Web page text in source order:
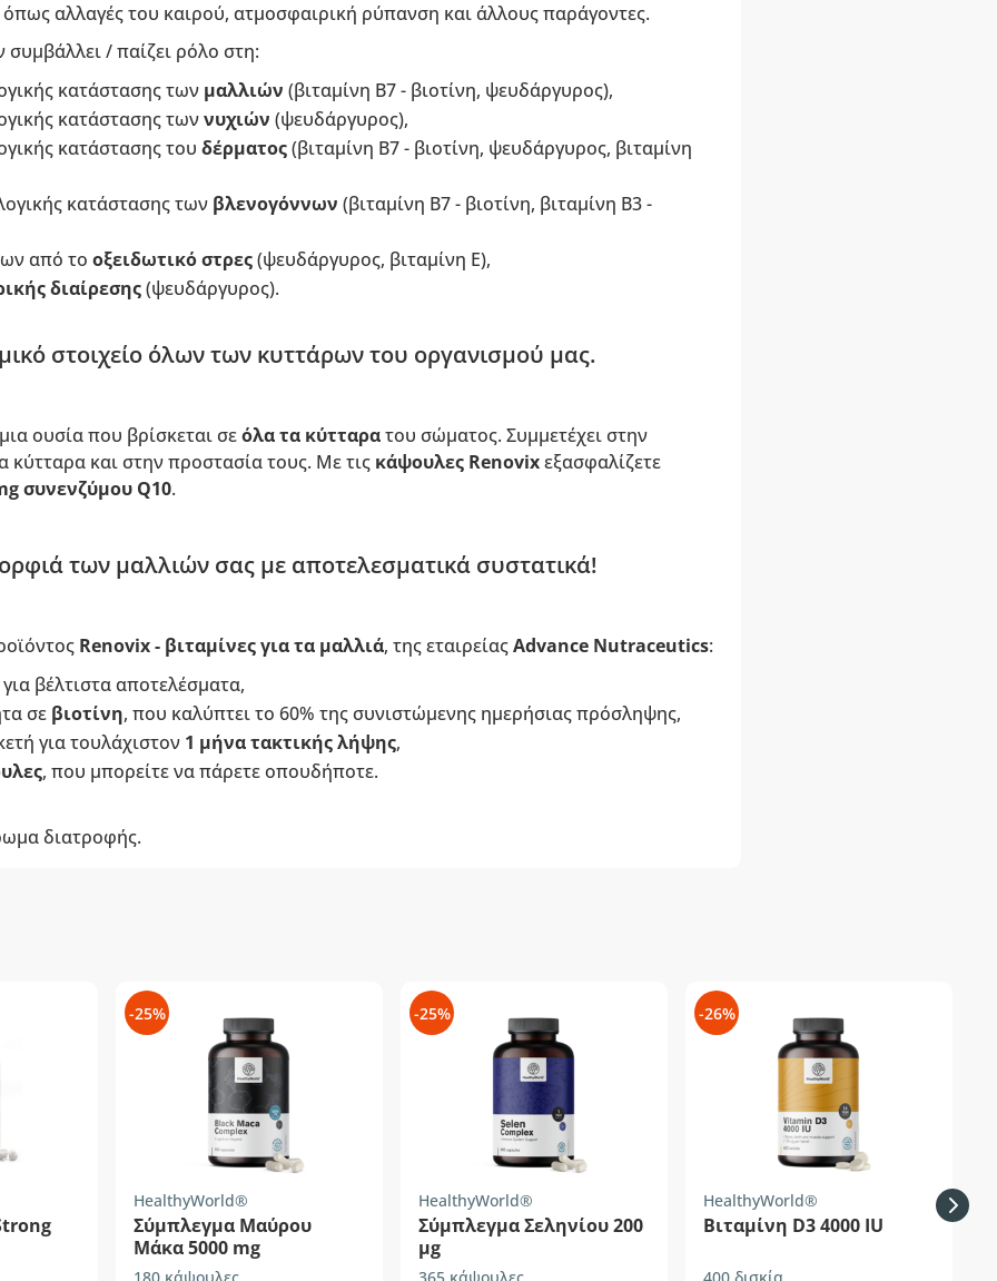
όπως αλλαγές του καιρού, ατμοσφαιρική ρύπανση και άλλους παράγοντες.
/ παίζει ρόλο στη:
κατάστασης των μαλλιών (βιταμίνη B7 - βιοτίνη, ψευδάργυρος),
κατάστασης τωννυχιών (ψευδάργυρος),
κατάστασης του δέρματος(βιταμίνη B7 - βιοτίνη, ψευδάργυρος, βιταμίνη
κατάστασης των βλενογόννων (βιταμίνη B7 - βιοτίνη, βιταμίνη B3 -
από το οξειδωτικό στρες(ψευδάργυρος, βιταμίνη Ε),
διαίρεσης(ψευδάργυρος).
στοιχείο όλων των κυττάρων του οργανισμού μας.
ουσία που βρίσκεται σεόλα τα κύτταρατου σώματος. Συμμετέχει στην
κύτταρα και στην προστασία τους. Με τις κάψουλες Renovixεξασφαλίζετε
συνενζύμου Q10.
των μαλλιών σας με αποτελεσματικά συστατικά!
Renovix - βιταμίνες για τα μαλλιά, της εταιρείαςAdvance Nutraceutics:
βέλτιστα αποτελέσματα,
σε βιοτίνη, που καλύπτει το 60% της συνιστώμενης ημερήσιας πρόσληψης,
για τουλάχιστον 1 μήνα τακτικής λήψης,
, που μπορείτε να πάρετε οπουδήποτε.
διατροφής.
-25%
HealthyWorld®
Σύμπλεγμα Μαύρου
Μάκα 5000 mg
-25%
HealthyWorld®
Σύμπλεγμα Σεληνίου 200
µg
-26%
HealthyWorld®
Βιταμίνη D3 4000 IU